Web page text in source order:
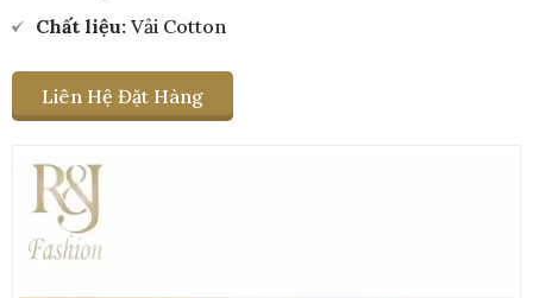
Chất liệu: Vải Cotton
Liên Hệ Đặt Hàng